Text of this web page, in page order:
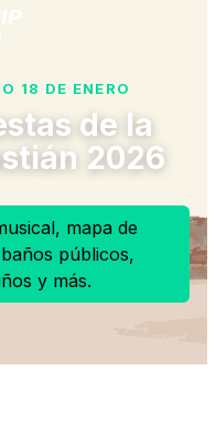
18 DE ENERO
de la
2026
mapa de
públicos,
y más.